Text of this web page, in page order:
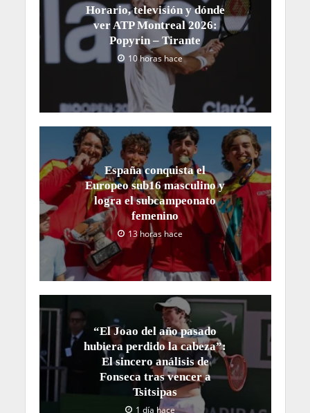
Horario, televisión y dónde
ver ATP Montreal 2026:
Popyrin – Tirante
10 horas hace
España conquista el
Europeo sub16 masculino y
logra el subcampeonato
femenino
13 horas hace
“El Joao del año pasado
hubiera perdido la cabeza”:
El sincero análisis de
Fonseca tras vencer a
Tsitsipas
1 día hace